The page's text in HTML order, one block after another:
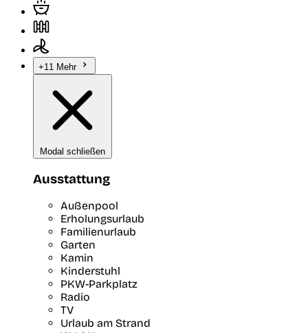
+11 Mehr
Modal schließen
Ausstattung
Außenpool
Erholungsurlaub
Familienurlaub
Garten
Kamin
Kinderstuhl
PKW-Parkplatz
Radio
TV
Urlaub am Strand